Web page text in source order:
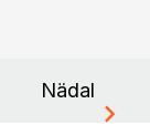
Nädal